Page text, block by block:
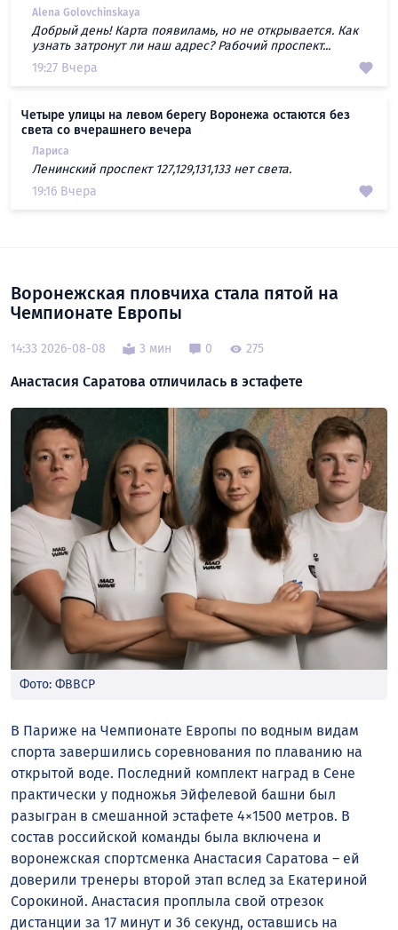
Alena Golovchinskaya
Добрый день! Карта появиламь, но не открывается. Как
узнать затронут ли наш адрес? Рабочий проспект...
19:27 Вчера
Четыре улицы на левом берегу Воронежа остаются без
света со вчерашнего вечера
Лариса
Ленинский проспект 127,129,131,133 нет света.
19:16 Вчера
Воронежская пловчиха стала пятой на
Чемпионате Европы
14:33 2026-08-08 3 мин 0 275
Анастасия Саратова отличилась в эстафете
Фото: ФВВСР
В Париже на Чемпионате Европы по водным видам
спорта завершились соревнования по плаванию на
открытой воде. Последний комплект наград в Сене
практически у подножья Эйфелевой башни был
разыгран в смешанной эстафете 4×1500 метров. В
состав российской команды была включена и
воронежская спортсменка Анастасия Саратова – ей
доверили тренеры второй этап вслед за Екатериной
Сорокиной. Анастасия проплыла свой отрезок
дистанции за 17 минут и 36 секунд, оставшись на